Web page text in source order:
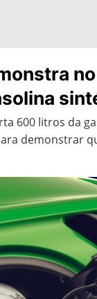
600 litros da
demonstrar